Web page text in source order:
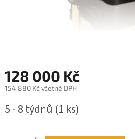
128 000 Kč
154 880 Kč včetně DPH
cena:
5 - 8 týdnů (1 ks)